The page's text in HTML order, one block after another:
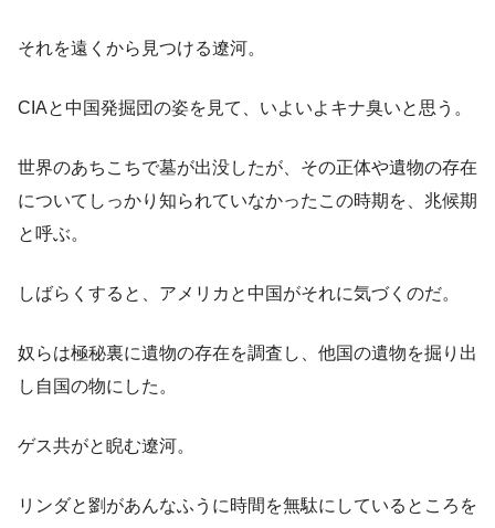
それを遠くから見つける遼河。
CIAと中国発掘団の姿を見て、いよいよキナ臭いと思う。
世界のあちこちで墓が出没したが、その正体や遺物の存在
についてしっかり知られていなかったこの時期を、兆候期
と呼ぶ。
しばらくすると、アメリカと中国がそれに気づくのだ。
奴らは極秘裏に遺物の存在を調査し、他国の遺物を掘り出
し自国の物にした。
ゲス共がと睨む遼河。
リンダと劉があんなふうに時間を無駄にしているところを